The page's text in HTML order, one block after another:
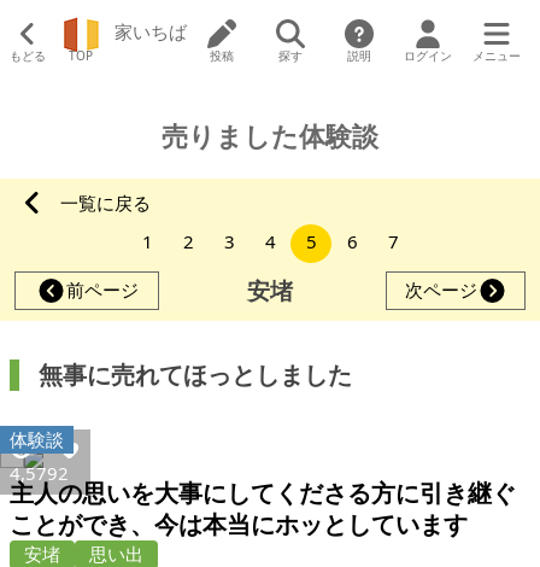
もどる TOP
家いちば
投稿 探す 説明 ログイン メニュー
売りました体験談
一覧に戻る
1
2 3 4 5 6
7
前ページ
安堵 次ページ
無事に売れてほっとしました
4,5792
体験談
主人の思いを大事にしてくださる方に引き継ぐ
ことができ、今は本当にホッとしています
安堵
思い出